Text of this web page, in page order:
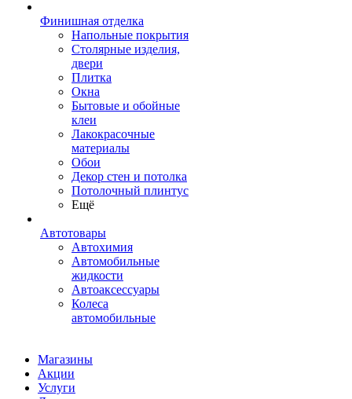
Финишная отделка
Напольные покрытия
Столярные изделия,
двери
Плитка
Окна
Бытовые и обойные
клеи
Лакокрасочные
материалы
Обои
Декор стен и потолка
Потолочный плинтус
Ещё
Автотовары
Автохимия
Автомобильные
жидкости
Автоаксессуары
Колеса
автомобильные
Магазины
Акции
Услуги